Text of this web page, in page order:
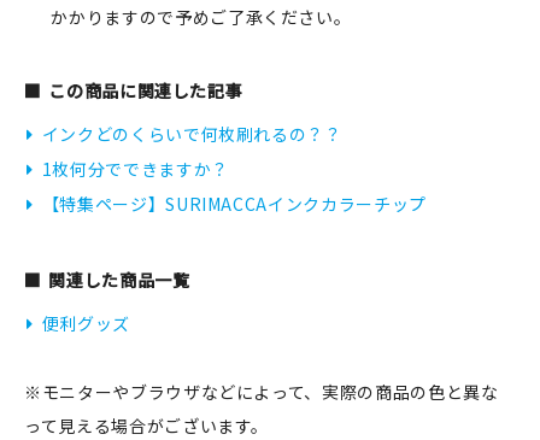
かかりますので予めご了承ください。
この商品に関連した記事
インクどのくらいで何枚刷れるの？？
1枚何分でできますか？
【特集ページ】SURIMACCAインクカラーチップ
関連した商品一覧
便利グッズ
※モニターやブラウザなどによって、実際の商品の色と異な
って見える場合がございます。